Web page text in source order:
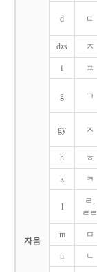
자음
d ㄷ
dzs ㅈ
f ㅍ
g ㄱ
gy ㅈ
h ㅎ
k ㅋ
l
ㄹ,
ㄹㄹ
m ㅁ
n ㄴ